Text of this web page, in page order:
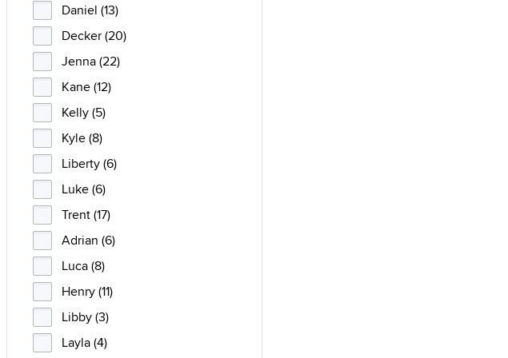
Daniel (13)
Decker (20)
Jenna (22)
Kane (12)
Kelly (5)
Kyle (8)
Liberty (6)
Luke (6)
Trent (17)
Adrian (6)
Luca (8)
Henry (11)
Libby (3)
Layla (4)